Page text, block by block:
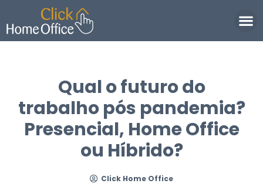
Qual o futuro do
trabalho pós pandemia?
Presencial, Home Office
ou Híbrido?
Click Home Office